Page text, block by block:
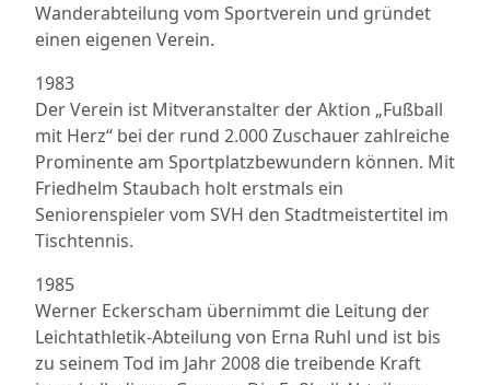
Wanderabteilung vom Sportverein und gründet
einen eigenen Verein.
1983
Der Verein ist Mitveranstalter der Aktion „Fußball
mit Herz“ bei der rund 2.000 Zuschauer zahlreiche
Prominente am Sportplatzbewundern können. Mit
Friedhelm Staubach holt erstmals ein
Seniorenspieler vom SVH den Stadtmeistertitel im
Tischtennis.
1985
Werner Eckerscham übernimmt die Leitung der
Leichtathletik-Abteilung von Erna Ruhl und ist bis
zu seinem Tod im Jahr 2008 die treibende Kraft